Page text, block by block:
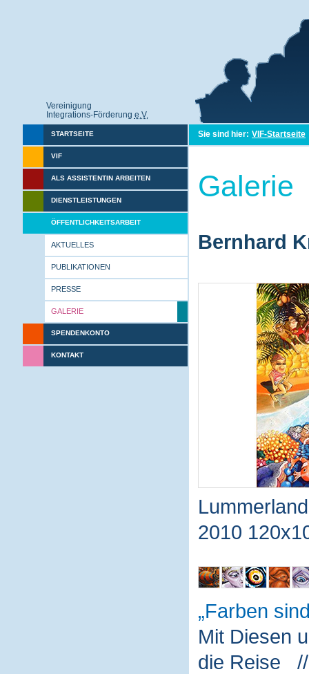
Vereinigung
Integrations-Förderung e.V.
STARTSEITE
VIF
ALS ASSISTENTIN ARBEITEN
DIENSTLEISTUNGEN
ÖFFENTLICHKEITSARBEIT
AKTUELLES
PUBLIKATIONEN
PRESSE
GALERIE
SPENDENKONTO
KONTAKT
Sie sind hier: VIF-Startseite
Galerie
Bernhard
2010
Farben
Mit Diesen
die Reise